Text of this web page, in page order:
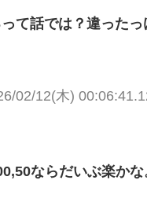
て話では？違ったっ
02/12(木)
ならだいぶ楽か